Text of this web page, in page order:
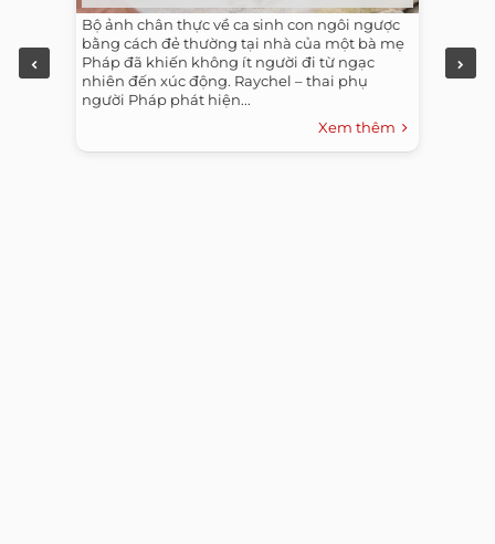
Bộ ảnh chân thực về ca sinh con ngôi ngược
bằng cách đẻ thường tại nhà của một bà mẹ
Pháp đã khiến không ít người đi từ ngạc
nhiên đến xúc động. Raychel – thai phụ
người Pháp phát hiện...
Xem thêm